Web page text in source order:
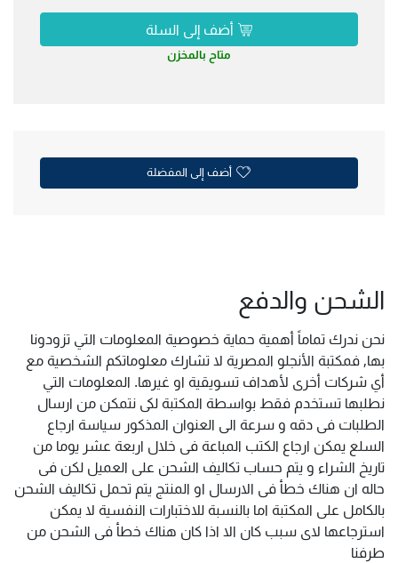
أضف إلى السلة
متاح بالمخزن
أضف إلى المفضلة
الشحن والدفع
نحن ندرك تماماً أهمية حماية خصوصية المعلومات التي تزودونا
بها, فمكتبة الأنجلو المصرية لا تشارك معلوماتكم الشخصية مع
أي شركات أخرى لأهداف تسويقية او غيرها. المعلومات التي
نطلبها تستخدم فقط بواسطة المكتبة لكى نتمكن من ارسال
الطلبات فى دقه و سرعة الى العنوان المذكور سياسة ارجاع
السلع يمكن ارجاع الكتب المباعة فى خلال اربعة عشر يوما من
تاريخ الشراء و يتم حساب تكاليف الشحن على العميل لكن فى
حاله ان هناك خطأ فى الارسال او المنتج يتم تحمل تكاليف الشحن
بالكامل على المكتبة اما بالنسبة للاختبارات النفسية لا يمكن
استرجاعها لاى سبب كان الا اذا كان هناك خطأ فى الشحن من
طرفنا